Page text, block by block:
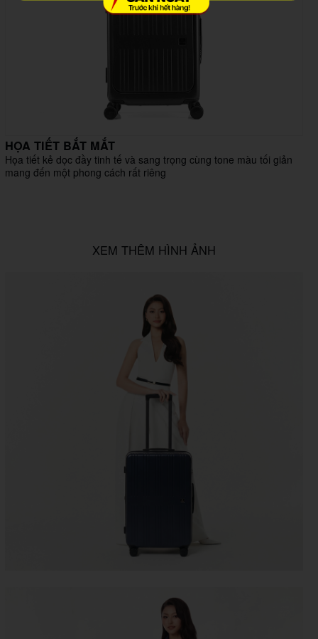
HỌA TIẾT BẮT MẮT
Họa tiết kẻ dọc đầy tinh tế và sang trọng cùng tone màu tối giản
mang đến một phong cách rất riêng
XEM THÊM HÌNH ẢNH